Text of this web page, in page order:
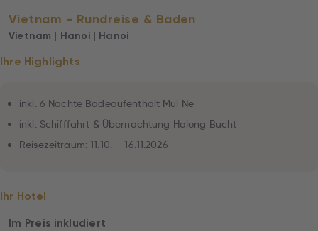
Vietnam - Rundreise & Baden
Vietnam | Hanoi | Hanoi
Ihre Highlights
inkl. 6 Nächte Badeaufenthalt Mui Ne
inkl. Schifffahrt & Übernachtung Halong Bucht
Reisezeitraum: 11.10. – 16.11.2026
Ihr Hotel
Im Preis inkludiert